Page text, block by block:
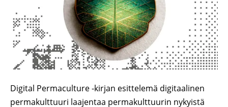
Digital Permaculture -kirjan esittelemä digitaalinen
permakulttuuri laajentaa permakulttuurin nykyistä